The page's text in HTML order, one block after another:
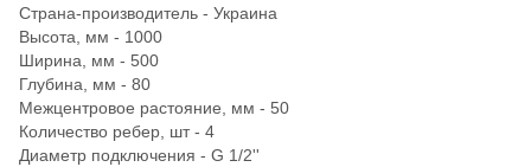
Страна-производитель - Украина
Высота, мм - 1000
Ширина, мм - 500
Глубина, мм - 80
Межцентровое растояние, мм - 50
Количество ребер, шт - 4
Диаметр подключения - G 1/2''